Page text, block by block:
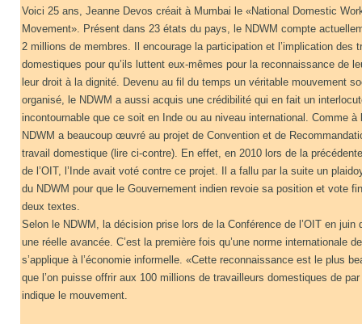
Voici 25 ans, Jeanne Devos créait à Mumbai le «National Domestic
Movement». Présent dans 23 états du pays, le NDWM compte
2 millions de membres. Il encourage la participation et l’implication des
domestiques pour qu’ils luttent eux-mêmes pour la reconnaissance de
leur droit à la dignité. Devenu au fil du temps un véritable mouvement
organisé, le NDWM a aussi acquis une crédibilité qui en fait un
incontournable que ce soit en Inde ou au niveau international. Comme à
NDWM a beaucoup œuvré au projet de Convention et de
travail domestique (lire ci-contre). En effet, en 2010 lors de la
de l’OIT, l’Inde avait voté contre ce projet. Il a fallu par la suite un
du NDWM pour que le Gouvernement indien revoie sa position et vote
deux textes.
Selon le NDWM, la décision prise lors de la Conférence de l’OIT en juin
une réelle avancée. C’est la première fois qu’une norme internationale
s’applique à l’économie informelle. «Cette reconnaissance est le plus
que l’on puisse offrir aux 100 millions de travailleurs domestiques de
indique le mouvement.